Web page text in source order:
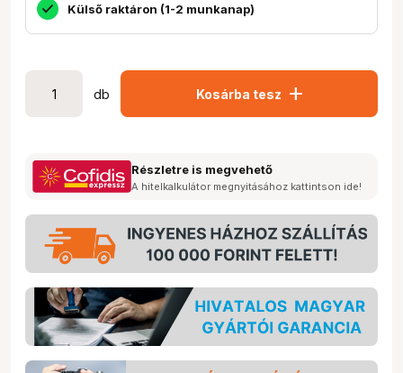
Külső raktáron (1-2 munkanap)
db Kosárba tesz add
Részletre is megvehető
A hitelkalkulátor megnyitásához kattintson ide!